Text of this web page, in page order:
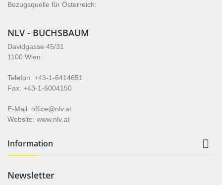
Bezugsquelle für Österreich:
NLV - BUCHSBAUM
Davidgasse 45/31
1100 Wien
Telefon: +43-1-6414651
Fax: +43-1-6004150
E-Mail: office@nlv.at
Website: www.nlv.at
Information 
Newsletter